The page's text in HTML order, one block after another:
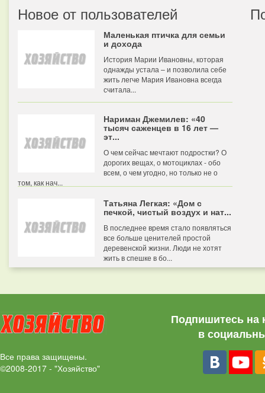
Новое от пользователей
Маленькая птичка для семьи
и дохода
История Марии Ивановны, которая
однажды устала – и позволила себе
жить легче Мария Ивановна всегда
считала...
Нариман Джемилев: «40
тысяч саженцев в 16 лет —
эт...
О чем сейчас мечтают подростки? О
дорогих вещах, о мотоциклах - обо
всем, о чем угодно, но только не о
том, как нач...
Татьяна Легкая: «Дом с
печкой, чистый воздух и нат...
В последнее время стало появляться
все больше ценителей простой
деревенской жизни. Люди не хотят
жить в спешке в бо...
Все права защищены.
©2008-2017 - "Хозяйство"
Подпишитесь на
в